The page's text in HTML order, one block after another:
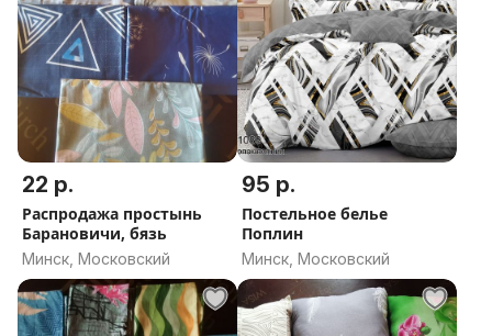
22 р.
Распродажа простынь
Барановичи, бязь
Минск, Московский
95 р.
Постельное белье
Поплин
Минск, Московский